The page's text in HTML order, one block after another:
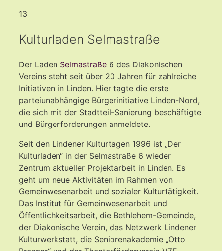
13
Kulturladen Selmastraße
Der Laden Selmastraße 6 des Diakonischen
Vereins steht seit über 20 Jahren für zahlreiche
Initiativen in Linden. Hier tagte die erste
parteiunabhängige Bürgerinitiative Linden-Nord,
die sich mit der Stadtteil-Sanierung beschäftigte
und Bürgerforderungen anmeldete.
Seit den Lindener Kulturtagen 1996 ist „Der
Kulturladen“ in der Selmastraße 6 wieder
Zentrum aktueller Projektarbeit in Linden. Es
geht um neue Aktivitäten im Rahmen von
Gemeinwesenarbeit und sozialer Kulturtätigkeit.
Das Institut für Gemeinwesenarbeit und
Öffentlichkeitsarbeit, die Bethlehem-Gemeinde,
der Diakonische Verein, das Netzwerk Lindener
Kulturwerkstatt, die Seniorenakademie „Otto